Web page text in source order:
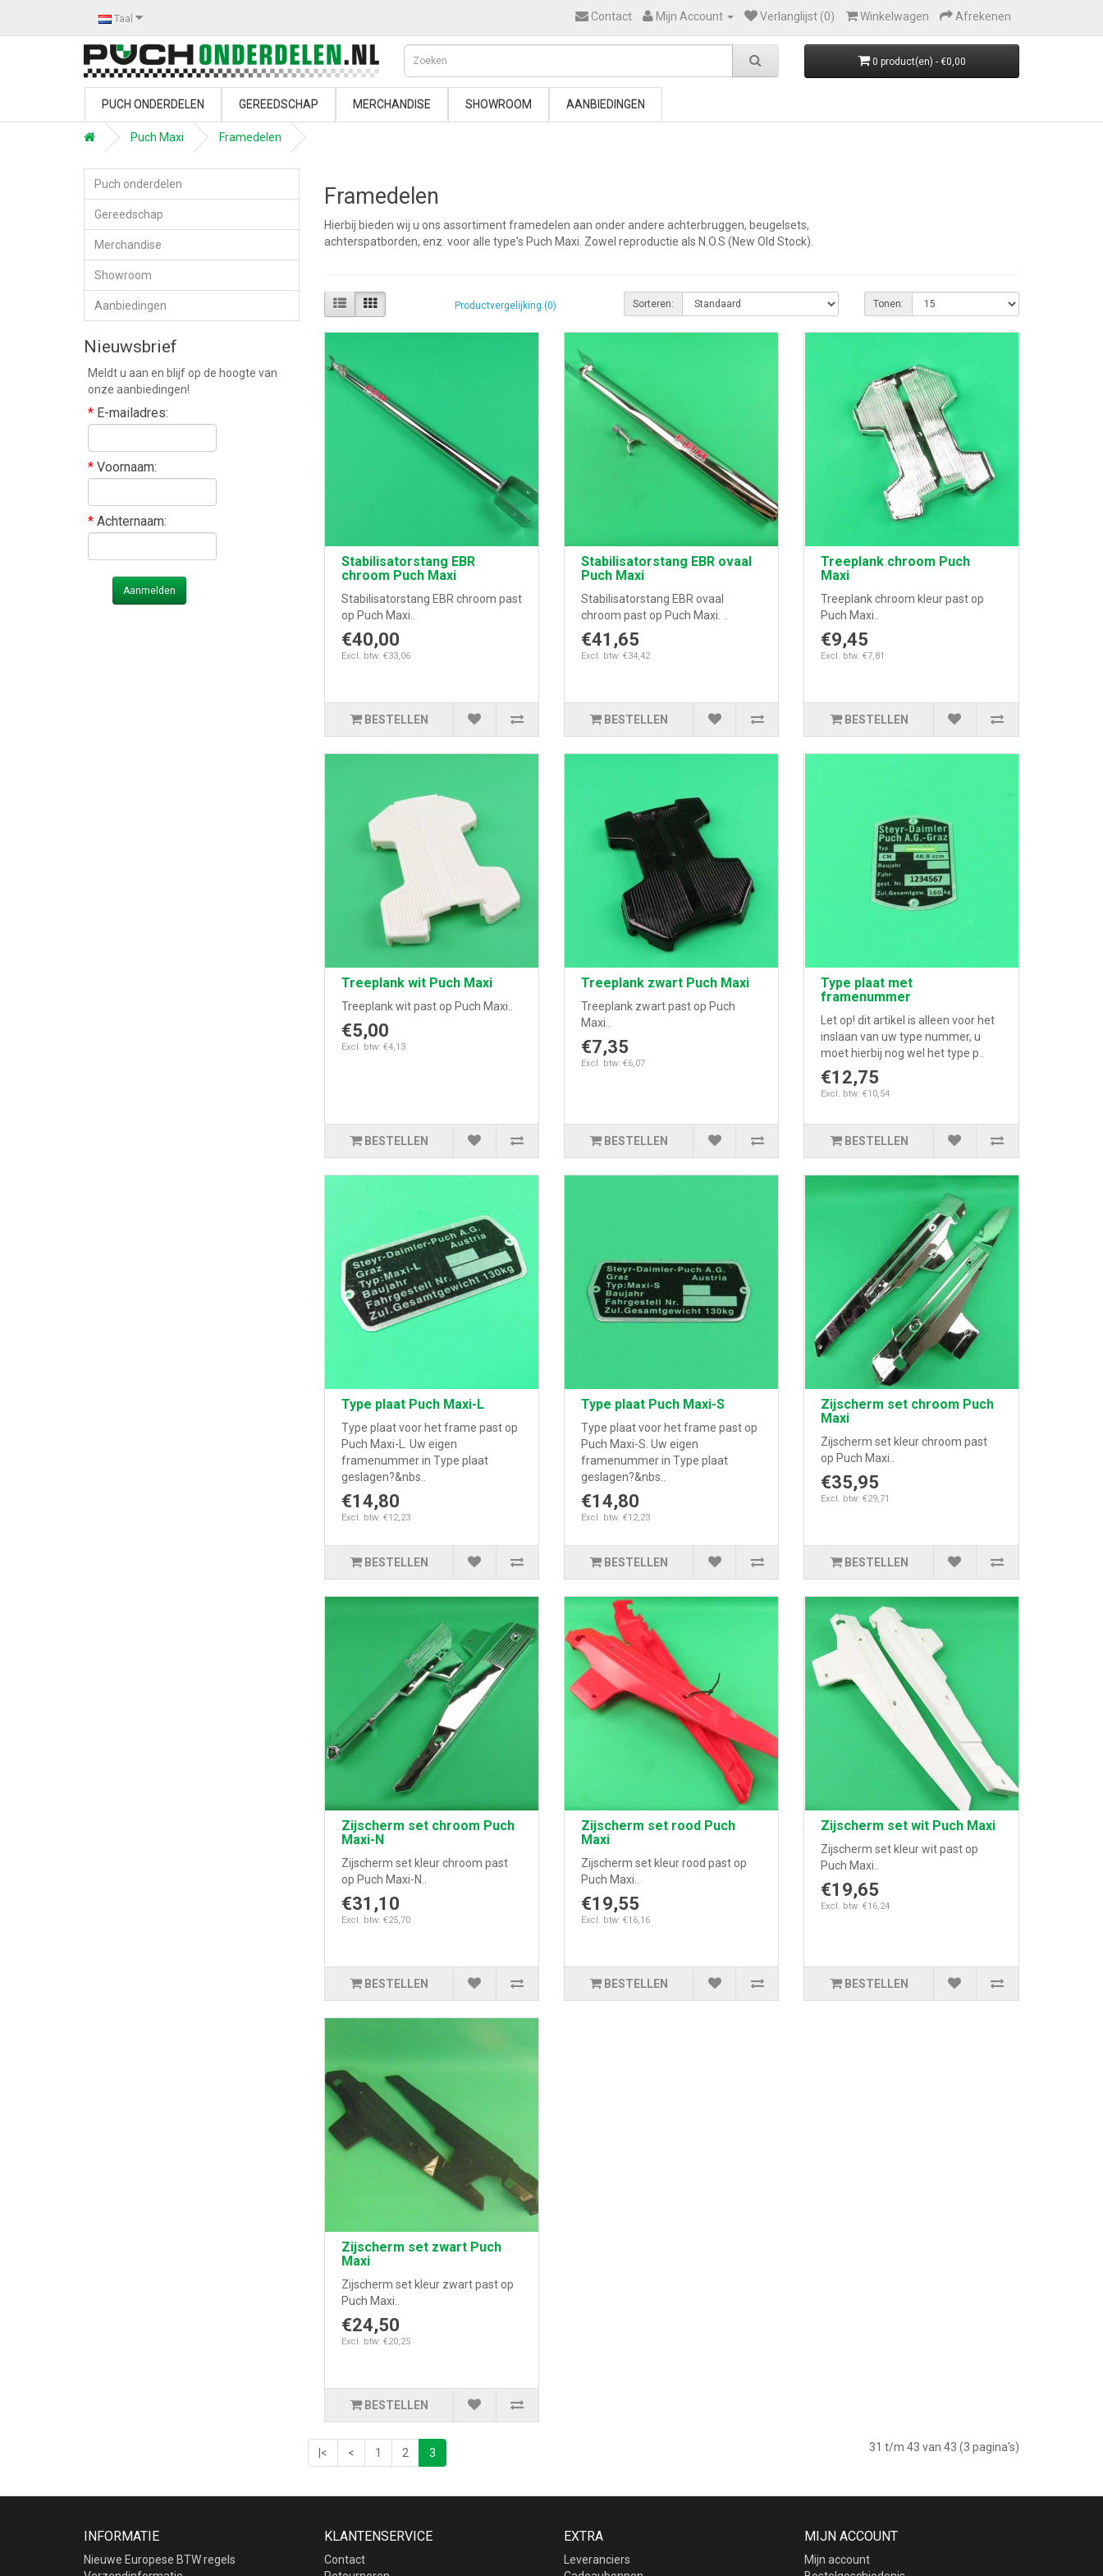
Taal Contact Mijn Account Verlanglijst (0) Winkelwagen Afrekenen
0 product(en) - €0,00
PUCH ONDERDELEN GEREEDSCHAP MERCHANDISE SHOWROOM AANBIEDINGEN
Puch Maxi Framedelen
Puch onderdelen
Gereedschap
Merchandise
Showroom
Aanbiedingen
Nieuwsbrief
Meldt u aan en blijf op de hoogte van
onze aanbiedingen!
* E-mailadres:
* Voornaam:
* Achternaam:
Aanmelden
Framedelen
Hierbij bieden wij u ons assortiment framedelen aan onder andere achterbruggen, beugelsets,
achterspatborden, enz. voor alle type's Puch Maxi. Zowel reproductie als N.O.S (New Old Stock).
Productvergelijking (0) Sorteren: Tonen:
Stabilisatorstang EBR
chroom Puch Maxi
Stabilisatorstang EBR chroom past
op Puch Maxi..
€40,00
Excl. btw: €33,06
BESTELLEN
Stabilisatorstang EBR ovaal
Puch Maxi
Stabilisatorstang EBR ovaal
chroom past op Puch Maxi. ..
€41,65
Excl. btw: €34,42
BESTELLEN
Treeplank chroom Puch
Maxi
Treeplank chroom kleur past op
Puch Maxi..
€9,45
Excl. btw: €7,81
BESTELLEN
Treeplank wit Puch Maxi
Treeplank wit past op Puch Maxi..
€5,00
Excl. btw: €4,13
BESTELLEN
Treeplank zwart Puch Maxi
Treeplank zwart past op Puch
Maxi..
€7,35
Excl. btw: €6,07
BESTELLEN
Type plaat met
framenummer
Let op! dit artikel is alleen voor het
inslaan van uw type nummer, u
moet hierbij nog wel het type p..
€12,75
Excl. btw: €10,54
BESTELLEN
Type plaat Puch Maxi-L
Type plaat voor het frame past op
Puch Maxi-L. Uw eigen
framenummer in Type plaat
geslagen?&nbs..
€14,80
Excl. btw: €12,23
BESTELLEN
Type plaat Puch Maxi-S
Type plaat voor het frame past op
Puch Maxi-S. Uw eigen
framenummer in Type plaat
geslagen?&nbs..
€14,80
Excl. btw: €12,23
BESTELLEN
Zijscherm set chroom Puch
Maxi
Zijscherm set kleur chroom past
op Puch Maxi..
€35,95
Excl. btw: €29,71
BESTELLEN
Zijscherm set chroom Puch
Maxi-N
Zijscherm set kleur chroom past
op Puch Maxi-N..
€31,10
Excl. btw: €25,70
BESTELLEN
Zijscherm set rood Puch
Maxi
Zijscherm set kleur rood past op
Puch Maxi..
€19,55
Excl. btw: €16,16
BESTELLEN
Zijscherm set wit Puch Maxi
Zijscherm set kleur wit past op
Puch Maxi..
€19,65
Excl. btw: €16,24
BESTELLEN
Zijscherm set zwart Puch
Maxi
Zijscherm set kleur zwart past op
Puch Maxi..
€24,50
Excl. btw: €20,25
BESTELLEN
|< < 1 2 3 31 t/m 43 van 43 (3 pagina's)
INFORMATIE
Nieuwe Europese BTW regels
KLANTENSERVICE
Contact
EXTRA
Leveranciers
MIJN ACCOUNT
Mijn account